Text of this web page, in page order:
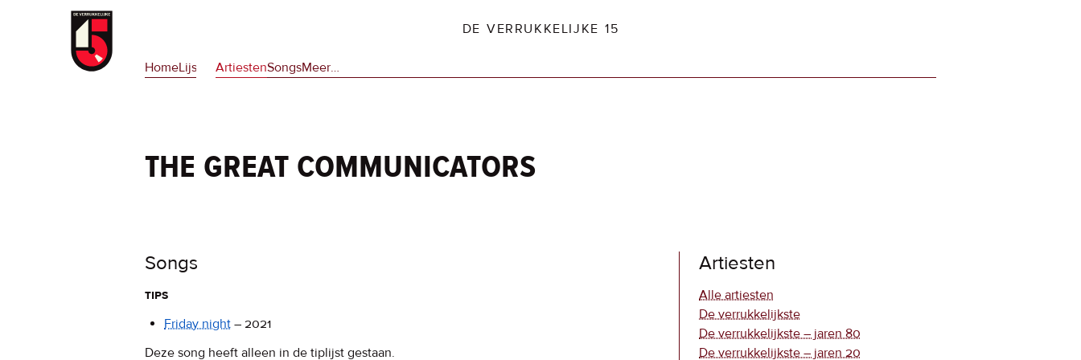
Overslaan
naar
DE VERRUKKELIJKE 15
Hoofdnavigatie
HomeLijsten ArtiestenSongsMeerop
nporadio2.nl
…
the great communicators
Songs
tips
Friday night – 2021
Deze song heeft alleen in de tiplijst gestaan.
Artiesten
Alle artiesten
De verrukkelijkste
De verrukkelijkste – jaren 80
De verrukkelijkste – jaren 20